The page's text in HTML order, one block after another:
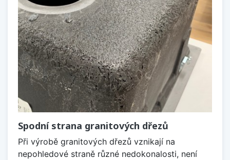
Spodní strana granitových dřezů
Při výrobě granitových dřezů vznikají na
nepohledové straně různé nedokonalosti, není